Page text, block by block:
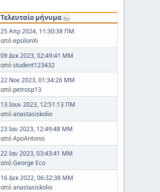
Τελευταίο μήνυμα
25 Απρ 2024, 11:30:38 ΠΜ
απόepsilonXi
09 Δεκ 2023, 02:49:41 ΜΜ
απόstudent123432
22 Νοε 2023, 01:34:26 ΜΜ
από petrosp13
13 Ιουν 2023, 12:51:13 ΠΜ
απόanastasiskolio
23 Ιαν 2023, 12:49:48 ΜΜ
από ApoAntonis
22 Ιαν 2023, 03:43:41 ΜΜ
απόGeorge Eco
16 Δεκ 2022, 06:32:38 ΜΜ
απόanastasiskolio